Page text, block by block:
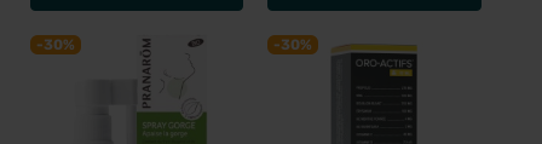
-30% -30%